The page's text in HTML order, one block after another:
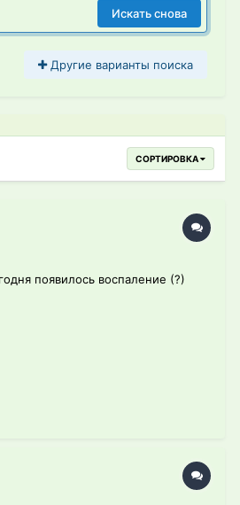
Искать снова
Другие варианты поиска
СОРТИРОВКА
появилось воспаление (?)